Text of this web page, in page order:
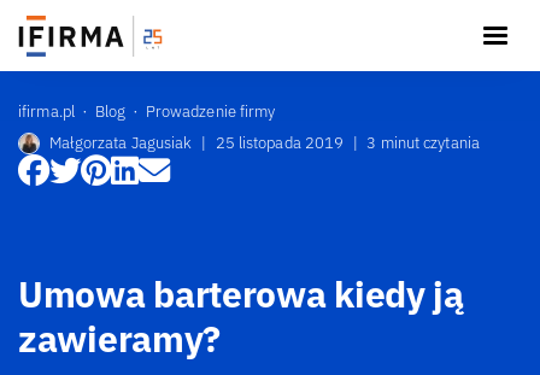
ifirma.pl Blog
Prowadzenie firmy
Małgorzata Jagusiak | 25 listopada 2019 | 3 minut czytania
Umowa barterowa kiedy ją
zawieramy?